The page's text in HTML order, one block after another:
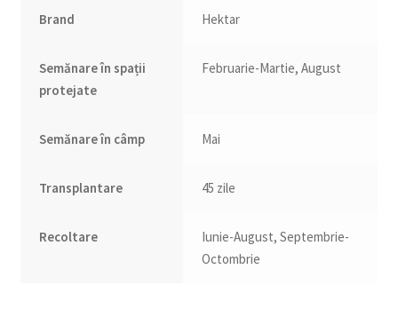
Brand Hektar
Semănare în spații
protejate
Februarie-Martie, August
Semănare în câmp Mai
Transplantare 45 zile
Recoltare
Iunie-August, Septembrie-
Octombrie